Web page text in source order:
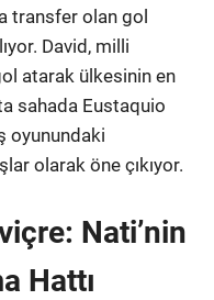
transfer olan gol
David, milli
atarak ülkesinin en
sahada Eustaquio
oyunundaki
olarak öne çıkıyor.
Nati’nin
Hattı